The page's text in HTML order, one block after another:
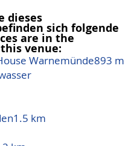
dieses
sich folgende
are in the
venue:
Warnemünde893 m
1.5 km